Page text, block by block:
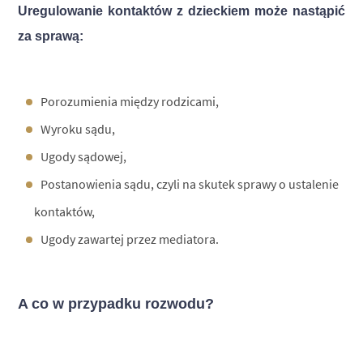
Uregulowanie kontaktów z dzieckiem może nastąpić
za sprawą:
Porozumienia między rodzicami,
Wyroku sądu,
Ugody sądowej,
Postanowienia sądu, czyli na skutek sprawy o ustalenie
kontaktów,
Ugody zawartej przez mediatora.
A co w przypadku rozwodu?